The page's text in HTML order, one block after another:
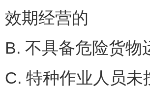
效期经营的
B. 不具备危险货物
C. 特种作业人员